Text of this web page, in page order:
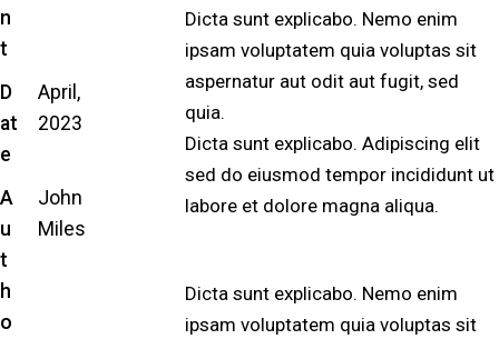
n
t
D
at
e
April,
2023
A
u
t
h
o
John
Miles
Dicta sunt explicabo. Nemo enim
ipsam voluptatem quia voluptas sit
aspernatur aut odit aut fugit, sed
quia.
Dicta sunt explicabo. Adipiscing elit
sed do eiusmod tempor incididunt ut
labore et dolore magna aliqua.
Dicta sunt explicabo. Nemo enim
ipsam voluptatem quia voluptas sit